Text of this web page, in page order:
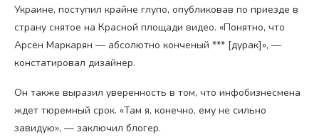
Украине, поступил крайне глупо, опубликовав по приезде в
страну снятое на Красной площади видео. «Понятно, что
Арсен Маркарян — абсолютно конченый *** [дурак]», —
констатировал дизайнер.
Он также выразил уверенность в том, что инфобизнесмена
ждет тюремный срок. «Там я, конечно, ему не сильно
завидую», — заключил блогер.